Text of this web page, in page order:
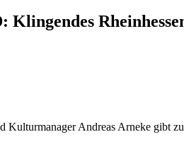
Klingendes
Andreas Arneke gibt